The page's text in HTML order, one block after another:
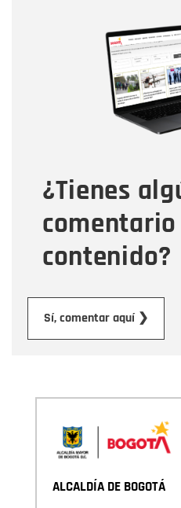
¿Tienes
contenido?
Sí, comentar aquí ❯
Correo electrónico
Tipo de comentario
Mensaje
ALCALDÍA DE BOGOTÁ